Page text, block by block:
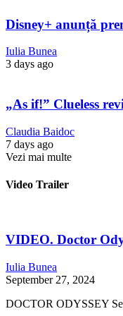
Disney+ anunță
Iulia Bunea
3 days ago
„As if!” Clueless
Claudia Baidoc
7 days ago
Vezi mai multe
Video Trailer
VIDEO. Doctor
Iulia Bunea
September 27, 2024
DOCTOR ODYSSEY